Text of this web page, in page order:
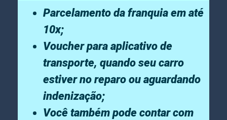
Parcelamento da franquia em até
10x;
Voucher para aplicativo de
transporte, quando seu carro
estiver no reparo ou aguardando
indenização;
Você também pode contar com